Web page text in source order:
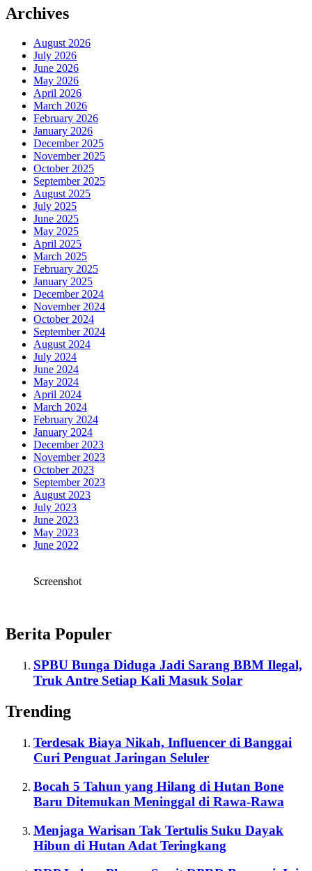
Archives
August 2026
July 2026
June 2026
May 2026
April 2026
March 2026
February 2026
January 2026
December 2025
November 2025
October 2025
September 2025
August 2025
July 2025
June 2025
May 2025
April 2025
March 2025
February 2025
January 2025
December 2024
November 2024
October 2024
September 2024
August 2024
July 2024
June 2024
May 2024
April 2024
March 2024
February 2024
January 2024
December 2023
November 2023
October 2023
September 2023
August 2023
July 2023
June 2023
May 2023
June 2022
Screenshot
Berita Populer
SPBU Bunga Diduga Jadi Sarang BBM Ilegal,
Truk Antre Setiap Kali Masuk Solar
Trending
Terdesak Biaya Nikah, Influencer di Banggai
Curi Penguat Jaringan Seluler
Bocah 5 Tahun yang Hilang di Hutan Bone
Baru Ditemukan Meninggal di Rawa-Rawa
Menjaga Warisan Tak Tertulis Suku Dayak
Hibun di Hutan Adat Teringkang